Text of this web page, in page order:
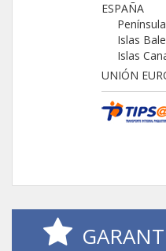
ESPAÑA
Península
Islas
Islas
UNIÓN